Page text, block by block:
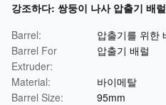
강조하다: 쌍둥이 나사 압출기 배럴
Barrel:
압출기를 위한
Barrel For
Extruder:
압출기 배럴
Material:
바이메탈
Barrel Size:
95mm